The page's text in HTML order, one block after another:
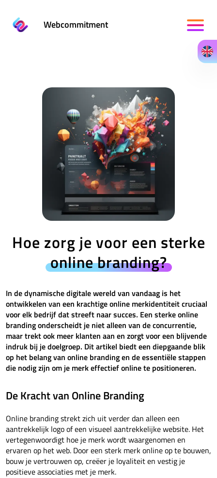
Webcommitment
Hoe zorg je voor een sterke
online branding?
In de dynamische digitale wereld van vandaag is het
ontwikkelen van een krachtige online merkidentiteit cruciaal
voor elk bedrijf dat streeft naar succes. Een sterke online
branding onderscheidt je niet alleen van de concurrentie,
maar trekt ook meer klanten aan en zorgt voor een blijvende
indruk bij je doelgroep. Dit artikel biedt een diepgaande blik
op het belang van online branding en de essentiële stappen
die nodig zijn om je merk effectief online te positioneren.
De Kracht van Online Branding
Online branding strekt zich uit verder dan alleen een
aantrekkelijk logo of een visueel aantrekkelijke website. Het
vertegenwoordigt hoe je merk wordt waargenomen en
ervaren op het web. Door een sterk merk online op te bouwen,
bouw je vertrouwen op, creëer je loyaliteit en vestig je
positieve associaties met je merk.